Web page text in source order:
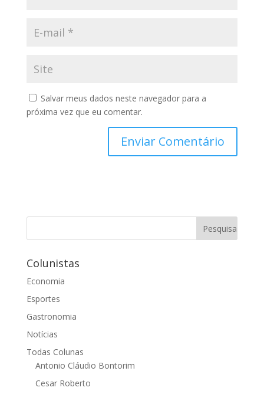
Salvar meus dados neste navegador para a
próxima vez que eu comentar.
Colunistas
Economia
Esportes
Gastronomia
Notícias
Todas Colunas
Antonio Cláudio Bontorim
Cesar Roberto